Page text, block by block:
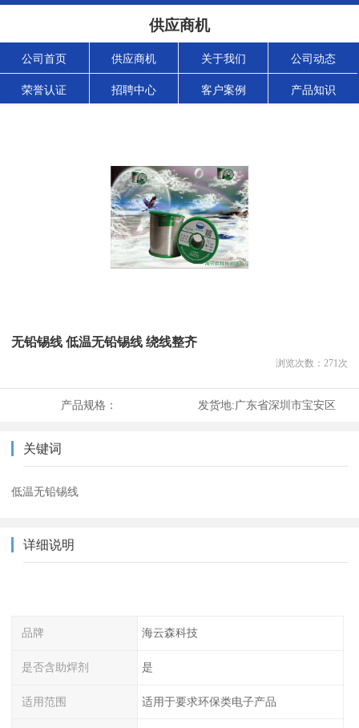
供应商机
公司首页 供应商机 关于我们 公司动态
荣誉认证 招聘中心 客户案例 产品知识
无铅锡线 低温无铅锡线 绕线整齐
浏览次数： 271次
产品规格： 发货地:广东省深圳市宝安区
关键词
低温无铅锡线
详细说明
品牌 海云森科技
是否含助焊剂 是
适用范围 适用于要求环保类电子产品